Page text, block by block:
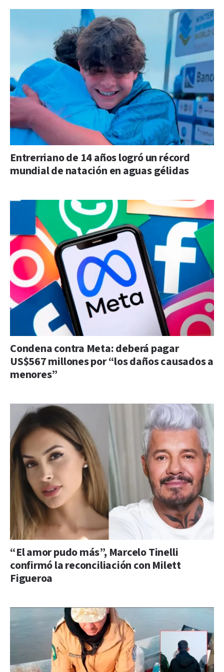
Entrerriano de 14 años logró un récord
mundial de natación en aguas gélidas
Condena contra Meta: deberá pagar
US$567 millones por “los daños causados a
menores”
“El amor pudo más”, Marcelo Tinelli
confirmó la reconciliación con Milett
Figueroa